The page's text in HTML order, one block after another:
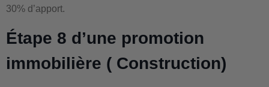
30% d’apport.
Étape 8 d’une promotion
immobilière ( Construction)